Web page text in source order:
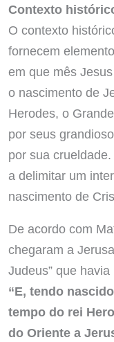
Contexto
O contexto
fornecem
em que mês
o nascimento de
Herodes, o
por seus
por sua
a delimitar um
nascimento de
De acordo com
chegaram a
Judeus” que
“E, tendo
tempo do rei
do Oriente a